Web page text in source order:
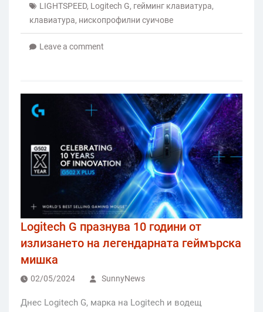
LIGHTSPEED, Logitech G, гейминг клавиатура,
клавиатура, нископрофилни суичове
Leave a comment
Logitech G празнува 10 години от
излизането на легендарната геймърска
мишка
02/05/2024 SunnyNews
Днес Logitech G, марка на Logitech и водещ